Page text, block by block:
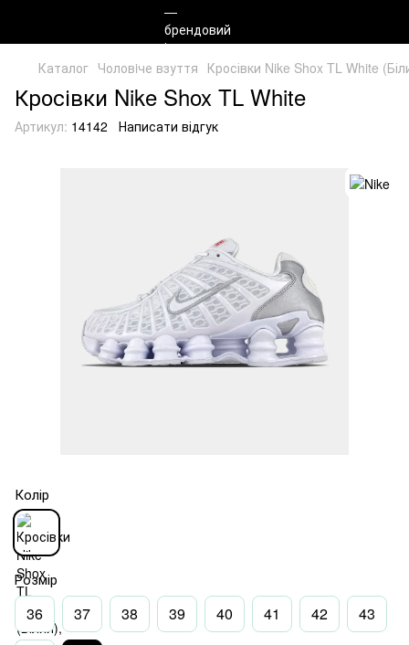
Каталог Чоловiче взуття Кросівки Nike Shox TL White
Кросівки Nike Shox TL White
Артикул: 14142 Написати відгук
Колір
Розмір
36 37 38 39 40 41 42 43